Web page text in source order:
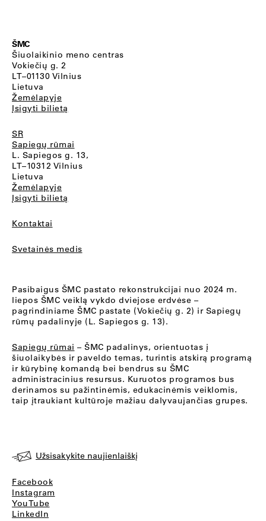
ŠMC
Šiuolaikinio meno centras
Vokiečių g. 2
LT–01130 Vilnius
Lietuva
Žemėlapyje
Įsigyti bilietą
SR
Sapiegų rūmai
L. Sapiegos g. 13,
LT–10312 Vilnius
Lietuva
Žemėlapyje
Įsigyti bilietą
Kontaktai
Svetainės medis
Pasibaigus ŠMC pastato rekonstrukcijai nuo 2024 m.
liepos ŠMC veiklą vykdo dviejose erdvėse –
pagrindiniame ŠMC pastate (Vokiečių g. 2) ir Sapiegų
rūmų padalinyje (L. Sapiegos g. 13).
Sapiegų rūmai – ŠMC padalinys, orientuotas į
šiuolaikybės ir paveldo temas, turintis atskirą programą
ir kūrybinę komandą bei bendrus su ŠMC
administracinius resursus. Kuruotos programos bus
derinamos su pažintinėmis, edukacinėmis veiklomis,
taip įtraukiant kultūroje mažiau dalyvaujančias grupes.
Užsisakykite naujienlaiškį
Facebook
Instagram
YouTube
LinkedIn